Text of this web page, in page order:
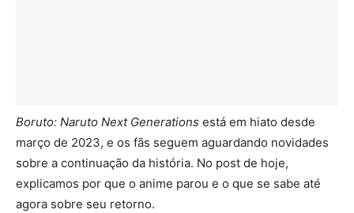
Boruto: Naruto Next Generations está em hiato desde
março de 2023, e os fãs seguem aguardando novidades
sobre a continuação da história. No post de hoje,
explicamos por que o anime parou e o que se sabe até
agora sobre seu retorno.